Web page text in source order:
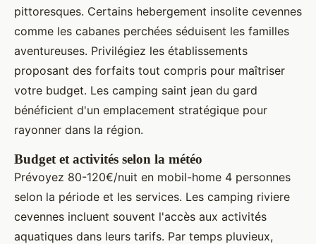
pittoresques. Certains hebergement insolite cevennes
comme les cabanes perchées séduisent les familles
aventureuses. Privilégiez les établissements
proposant des forfaits tout compris pour maîtriser
votre budget. Les camping saint jean du gard
bénéficient d'un emplacement stratégique pour
rayonner dans la région.
Budget et activités selon la météo
Prévoyez 80-120€/nuit en mobil-home 4 personnes
selon la période et les services. Les camping riviere
cevennes incluent souvent l'accès aux activités
aquatiques dans leurs tarifs. Par temps pluvieux,